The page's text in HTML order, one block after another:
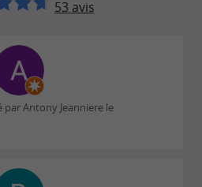
53 avis
par Antony Jeanniere le